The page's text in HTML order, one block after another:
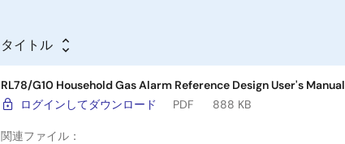
タイトル
RL78/G10 Household Gas Alarm Reference Design User's Manual
ログインしてダウンロード
PDF 888 KB
関連ファイル：